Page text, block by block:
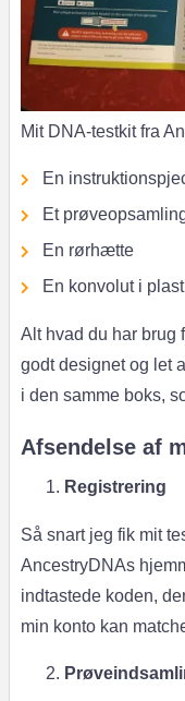
Mit DNA-testkit fra
En
Et
En rørhætte
En konvolut i
Alt hvad du har
godt designet og let
i den samme boks,
Afsendelse af
Registrering
Så snart jeg fik mit
AncestryDNAs
indtastede koden,
min konto kan